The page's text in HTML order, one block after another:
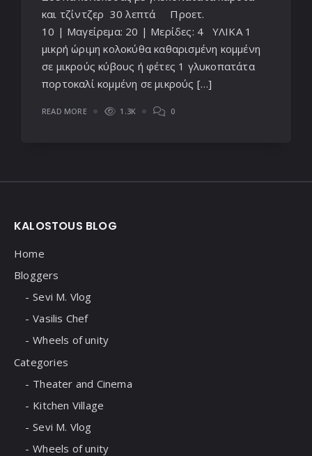
και τζίντζερ 30 λεπτά Προετ.
10 | Μαγείρεμα: 20 | Μερίδες: 4 ΥΛΙΚΑ 1
μικρή ώριμη κολοκύθα καθαρισμένη κομμένη
σε μικρούς κύβους ή φέτες 1 γλυκοπατάτα
πορτοκαλί κομμένη σε μικρούς […]
READ MORE 1.3K 0
Widgets
KALOSTOUS BLOG
Home
Bloggers
Sevi M. Vlog
Vasilis Chef
Wheels of unity
Categories
Theater and Cinema
Kitchen Village
Sevi M. Vlog
Wheels of unity